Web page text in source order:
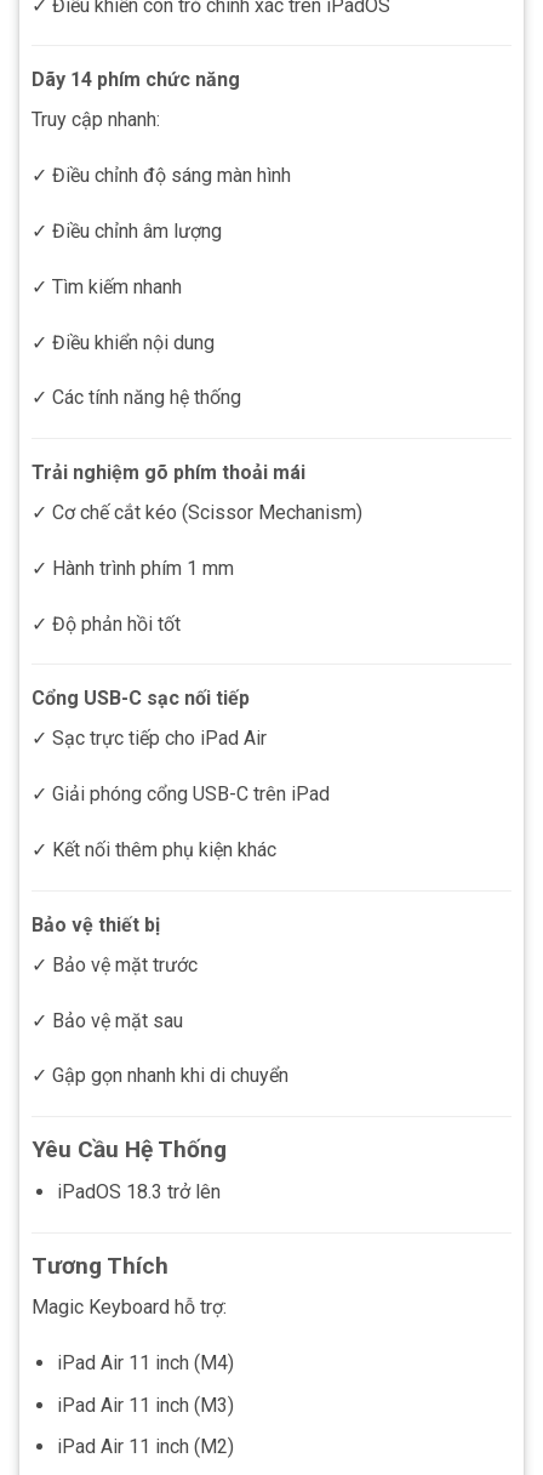
✓ Điều khiển con trỏ chính xác trên iPadOS
Dãy 14 phím chức năng
Truy cập nhanh:
✓ Điều chỉnh độ sáng màn hình
✓ Điều chỉnh âm lượng
✓ Tìm kiếm nhanh
✓ Điều khiển nội dung
✓ Các tính năng hệ thống
Trải nghiệm gõ phím thoải mái
✓ Cơ chế cắt kéo (Scissor Mechanism)
✓ Hành trình phím 1 mm
✓ Độ phản hồi tốt
Cổng USB-C sạc nối tiếp
✓ Sạc trực tiếp cho iPad Air
✓ Giải phóng cổng USB-C trên iPad
✓ Kết nối thêm phụ kiện khác
Bảo vệ thiết bị
✓ Bảo vệ mặt trước
✓ Bảo vệ mặt sau
✓ Gập gọn nhanh khi di chuyển
Yêu Cầu Hệ Thống
iPadOS 18.3 trở lên
Tương Thích
Magic Keyboard hỗ trợ:
iPad Air 11 inch (M4)
iPad Air 11 inch (M3)
iPad Air 11 inch (M2)